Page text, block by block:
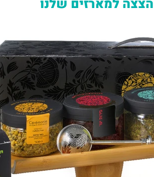
הצצה למארזים שלנו